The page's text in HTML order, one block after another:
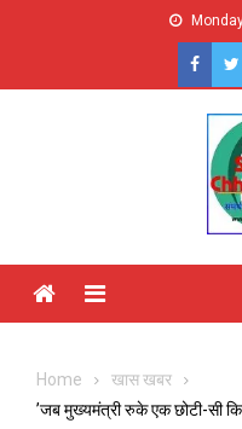
Menu
Home
खास खबर
’जब मुख्यमंत्री रुके एक छोटी-सी